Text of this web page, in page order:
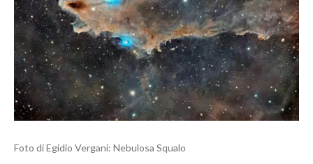
Foto di Egidio Vergani: Nebulosa Squalo